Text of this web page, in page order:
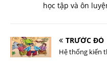
học tập và ôn
TRƯỚC ĐÓ
Hệ thống kiến